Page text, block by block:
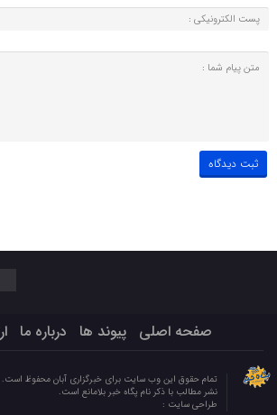
صفحه اصلی پیوند ها درباره ما
تمام حقوق این وب سایت برای خبرگزاری آبان محفوظ است.
نشر مطالب با ذکر نام پگاه خبر بلامانع است.
طراحی سایت :